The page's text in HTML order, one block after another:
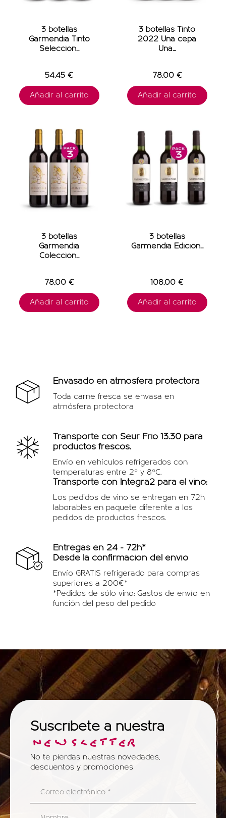
3 botellas
Garmendia Tinto
Selección...
54,45 €
Añadir al carrito
3 botellas Tinto
2022 Una cepa
Una...
78,00 €
Añadir al carrito
3 botellas
Garmendia
Colección...
78,00 €
Añadir al carrito
3 botellas
Garmendia Edición...
108,00 €
Añadir al carrito
Envasado en atmósfera protectora
Toda carne fresca se envasa en
atmósfera protectora
Transporte con Seur Frio 13.30 para
productos frescos.
Envío en vehículos refrigerados con
temperaturas entre 2º y 8ºC.
Transporte con Integra2 para el vino:
Los pedidos de vino se entregan en 72h
laborables en paquete diferente a los
pedidos de productos frescos.
Entregas en 24 - 72h*
Desde la confirmación del envío
Envío GRATIS refrigerado para compras
superiores a 200€*
*Pedidos de sólo vino: Gastos de envío en
función del peso del pedido
Suscríbete a nuestra
NEWSLETTER
No te pierdas nuestras novedades,
descuentos y promociones